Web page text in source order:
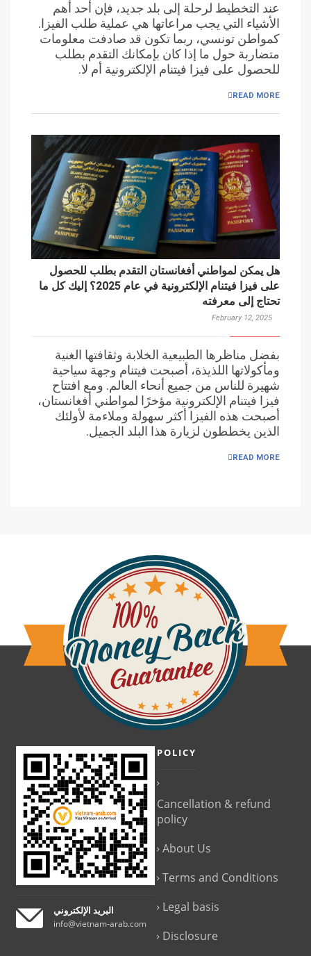
عند التخطيط لرحلة إلى بلد جديد، فإن أحد أهم
الأشياء التي يجب مراعاتها هي عملية طلب الفيزا.
كمواطن تونسي، ربما تكون قد صادفت معلومات
متضاربة حول ما إذا كان بإمكانك التقدم بطلب
للحصول على فيزا فيتنام الإلكترونية أم لا.
READ MORE
هل يمكن لمواطني أفغانستان التقدم بطلب للحصول
على فيزا فيتنام الإلكترونية في عام 2025؟ إليك كل ما
تحتاج إلى معرفته
February 12, 2025
بفضل مناظرها الطبيعية الخلابة وثقافتها الغنية
ومأكولاتها اللذيذة، أصبحت فيتنام وجهة سياحية
شهيرة للناس من جميع أنحاء العالم. ومع افتتاح
فيزا فيتنام الإلكترونية مؤخرًا لمواطني أفغانستان،
أصبحت هذه الفيزا أكثر سهولة وملاءمة لأولئك
الذين يخططون لزيارة هذا البلد الجميل.
READ MORE
البريد الإلكتروني
info@vietnam-arab.com
POLICY
Cancellation & refund
policy
About Us
Terms and Conditions
Legal basis
Disclosure